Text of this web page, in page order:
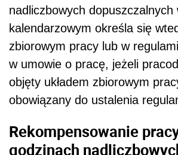
nadliczbowych dopuszczalnych
kalendarzowym określa się
zbiorowym pracy lub w
w umowie o pracę, jeżeli
objęty układem zbiorowym
obowiązany do ustalenia
Rekompensowanie
godzinach